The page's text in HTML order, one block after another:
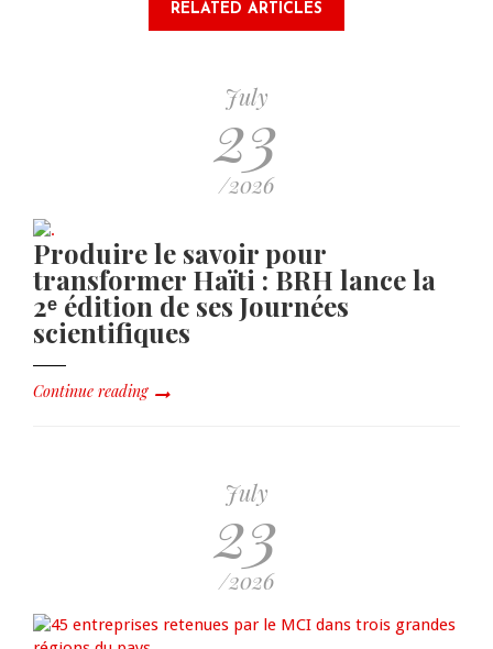
RELATED ARTICLES
July
23
/2026
Produire le savoir pour
transformer Haïti : BRH lance la
2ᵉ édition de ses Journées
scientifiques
Continue reading
July
23
/2026